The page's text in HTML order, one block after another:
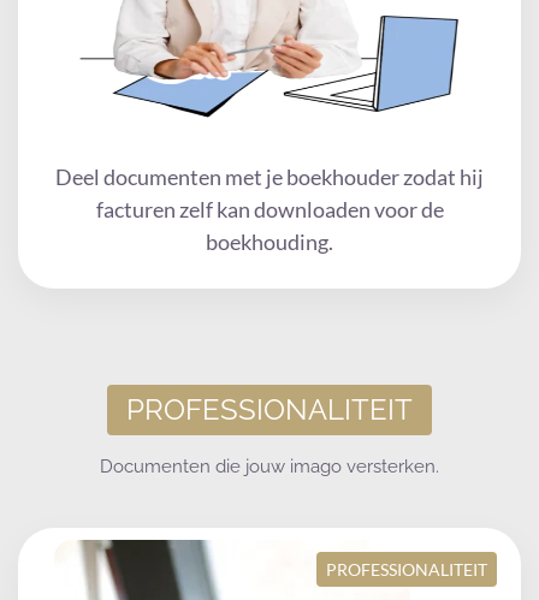
Deel documenten met je boekhouder zodat hij
facturen zelf kan downloaden voor de
boekhouding.
PROFESSIONALITEIT
Documenten die jouw imago versterken.
PROFESSIONALITEIT